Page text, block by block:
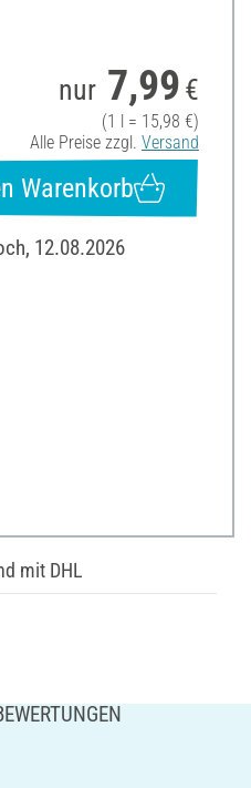
nur 7,99 €
(1 l = 15,98 €)
Alle Preise zzgl. Versand
Warenkorb
12.08.2026
mit DHL